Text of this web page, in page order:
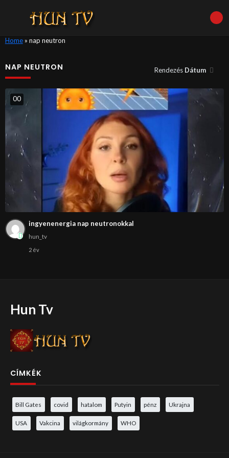
Home» nap neutron
NAP NEUTRON Rendezés Dátum
00
ingyenenergia nap neutronokkal
hun_tv
2 év
Hun Tv
CÍMKÉK
Bill Gates covid hatalom Putyin pénz Ukrajna
USA Vakcina világkormány WHO